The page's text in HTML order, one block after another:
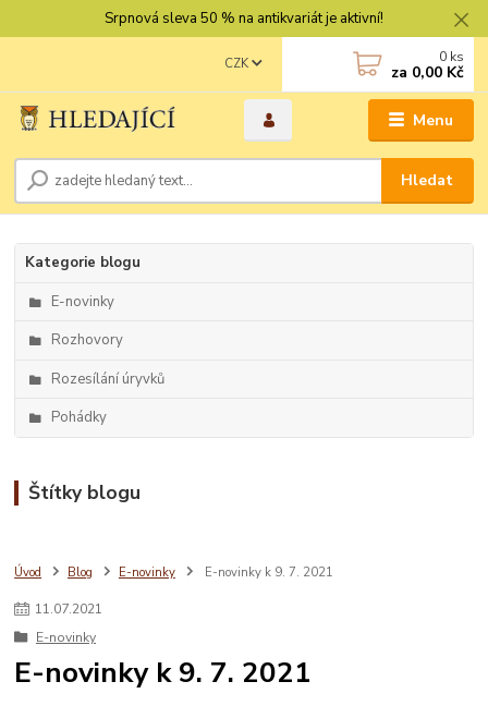
Srpnová sleva 50 % na antikvariát je aktivní!
Menu
CZK
Hledat
0 ks
za 0,00 Kč
Kategorie blogu
E-novinky
Rozhovory
Rozesílání úryvků
Pohádky
Štítky blogu
Úvod Blog E-novinky E-novinky k 9. 7. 2021
11.07.2021
E-novinky
E-novinky k 9. 7. 2021